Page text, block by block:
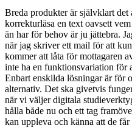
Breda produkter är självklart det
korrekturläsa en text oavsett
än har för behov är ju jättebra.
när jag skriver ett mail för att
kommer att låta för mottagaren
inte ha en funktionsvariation för
Enbart enskilda lösningar är för
alternativ. Det ska givetvis
när vi väljer digitala
hålla både nu och ett tag
kan uppleva och känna att de